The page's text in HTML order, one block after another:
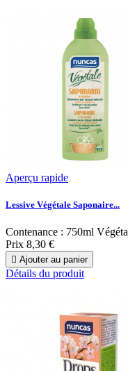
Aperçu rapide
Lessive Végétale Saponaire...
Contenance : 750ml
Prix 8,30 €
 Ajouter au panier
Détails du produit